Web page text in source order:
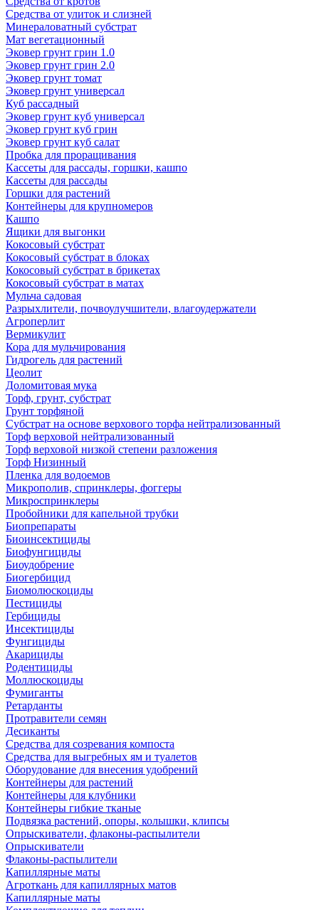
Средства от улиток и слизней
Минераловатный субстрат
Мат вегетационный
Эковер грунт грин 1.0
Эковер грунт грин 2.0
Эковер грунт томат
Эковер грунт универсал
Куб рассадный
Эковер грунт куб универсал
Эковер грунт куб грин
Эковер грунт куб салат
Пробка для проращивания
Кассеты для рассады, горшки, кашпо
Кассеты для рассады
Горшки для растений
Контейнеры для крупномеров
Кашпо
Ящики для выгонки
Кокосовый субстрат
Кокосовый субстрат в блоках
Кокосовый субстрат в брикетах
Кокосовый субстрат в матах
Мульча садовая
Разрыхлители, почвоулучшители, влагоудержатели
Агроперлит
Вермикулит
Кора для мульчирования
Гидрогель для растений
Цеолит
Доломитовая мука
Торф, грунт, субстрат
Грунт торфяной
Субстрат на основе верхового торфа нейтрализованный
Торф верховой нейтрализованный
Торф верховой низкой степени разложения
Торф Низинный
Пленка для водоемов
Микрополив, спринклеры, фоггеры
Микроспринклеры
Пробойники для капельной трубки
Биопрепараты
Биоинсектициды
Биофунгициды
Биоудобрение
Биогербицид
Биомолюскоциды
Пестициды
Гербициды
Инсектициды
Фунгициды
Акарициды
Родентициды
Моллюскоциды
Фумиганты
Ретарданты
Протравители семян
Десиканты
Средства для созревания компоста
Средства для выгребных ям и туалетов
Оборудование для внесения удобрений
Контейнеры для растений
Контейнеры для клубники
Контейнеры гибкие тканые
Подвязка растений, опоры, колышки, клипсы
Опрыскиватели, флаконы-распылители
Опрыскиватели
Флаконы-распылители
Капиллярные маты
Агроткань для капиллярных матов
Капиллярные маты